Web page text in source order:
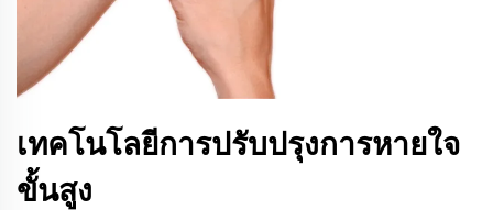
เทคโนโลยีการปรับปรุงการหายใจ
ขั้นสูง